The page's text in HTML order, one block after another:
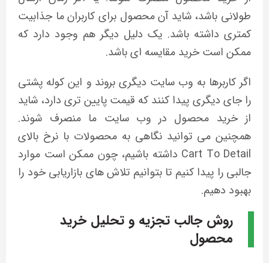
طولانی باشد، شاید آن محصول برای کاربران ما جذابیت
کمتری داشته باشد. یک دلیل دیگر هم وجود دارد که
ممکن است خرید مقایسه ای باشد.
اگر کاربرها به وب سایت دیگری بروند و این کوله پشتی
را جای دیگری پیدا کنند که قیمت پایین تری دارد، شاید
از خرید محصول در وب سایت ما منصرف شوند.
همچنین می توانید نگاهی به محصولات با نرخ بالای
Cart To Detail داشته باشیم، چون ممکن است موارد
جالبی را پیدا کنیم تا بتوانیم تلاش های بازاریابی خود را
بهبود دهیم.
روش جالب تجزیه و تحلیل خرید
محصول